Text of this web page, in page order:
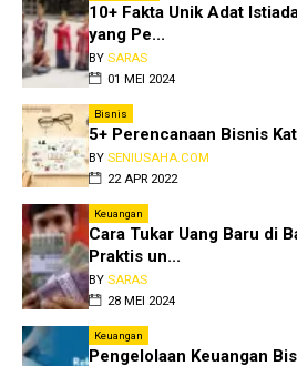
10+ Fakta Unik Adat
yang Pe...
BY SARAS
01 MEI 2024
Bisnis
5+ Perencanaan Bisnis
BY SENIUSAHA.COM
22 APR 2022
Keuangan
Cara Tukar Uang Baru di
Praktis un...
BY SARAS
28 MEI 2024
Keuangan
Pengelolaan Keuangan